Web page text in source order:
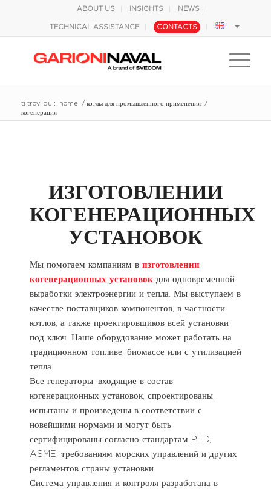
ABOUT US INSIGHTS NEWS
TECHNICAL ASSISTANCE CONTACTS
ti trovi qui: home / котлы для промышленного применения
/
когенерация
ИЗГОТОВЛЕНИИ
КОГЕНЕРАЦИОННЫХ
УСТАНОВОК
Мы помогаем компаниям в изготовлении
когенерационных установокдля одновременной
выработки электроэнергии и тепла. Мы выступаем в
качестве поставщиков компонентов, в частности
котлов, а также проектировщиков всей установки
под ключ. Наше оборудование может работать на
традиционном топливе, биомассе или с утилизацией
тепла.
Все генераторы, входящие в состав
когенерационных установок, спроектированы,
испытаны и произведены в соответствии с
новейшими нормами и могут быть
сертифицированы согласно стандартам PED,
ASME, требованиям морских управлений и других
регламентов страны установки.
Система управления и контроля разработана в